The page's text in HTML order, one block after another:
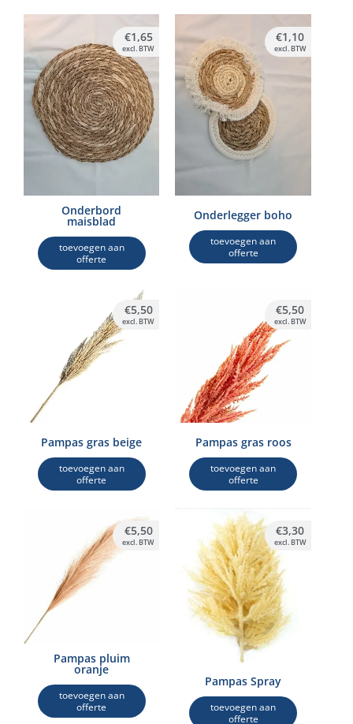
Onderbord
maisblad
toevoegen aan
offerte
€1,65
excl. BTW
Onderlegger boho
toevoegen aan
offerte
€1,10
excl. BTW
Pampas gras beige
toevoegen aan
offerte
€5,50
excl. BTW
Pampas gras roos
toevoegen aan
offerte
€5,50
excl. BTW
Pampas pluim
oranje
toevoegen aan
offerte
€5,50
excl. BTW
Pampas Spray
toevoegen aan
offerte
€3,30
excl. BTW